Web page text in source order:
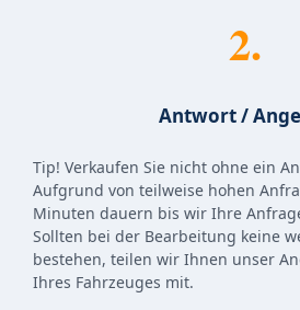
2.
Antwort /
Tip! Verkaufen Sie nicht ohne ein
Aufgrund von teilweise hohen
Minuten dauern bis wir Ihre
Sollten bei der Bearbeitung keine
bestehen, teilen wir Ihnen unser
Ihres Fahrzeuges mit.